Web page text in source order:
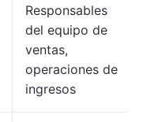
Responsables
del equipo de
ventas,
operaciones de
ingresos